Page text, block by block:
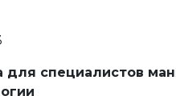
для специалистов